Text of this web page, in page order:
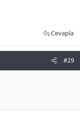
Cevapla
#29